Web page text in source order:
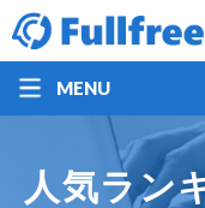
MENU
人気ラン